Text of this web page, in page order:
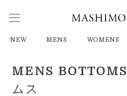
NEW MENS WOMENS
MENS BOTTOMS
ムス